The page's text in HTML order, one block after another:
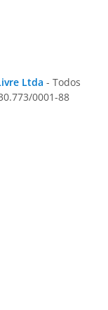
Ltda - Todos
0001-88